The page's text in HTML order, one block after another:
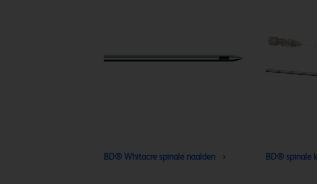
BD® Whitacre spinale naalden BD® spinale